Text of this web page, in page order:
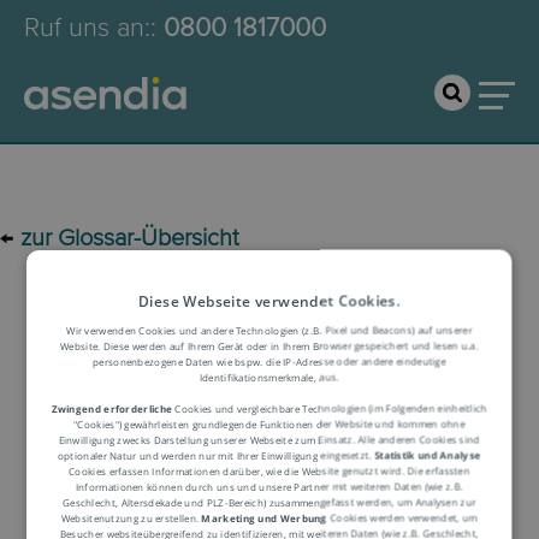
Ruf uns an:: 0800 1817000
← zur Glossar-Übersicht
Logistik-Glossar
Begriffserklärung
Diese Webseite verwendet Cookies.
Wir verwenden Cookies und andere Technologien (z.B. Pixel und Beacons) auf unserer
Website. Diese werden auf Ihrem Gerät oder in Ihrem Browser gespeichert und lesen u.a.
personenbezogene Daten wie bspw. die IP-Adresse oder andere eindeutige
Identifikationsmerkmale, aus.
Zwingend erforderlicheCookies und vergleichbare Technologien (im Folgenden einheitlich
"Cookies") gewährleisten grundlegende Funktionen der Website und kommen ohne
Einwilligung zwecks Darstellung unserer Webseite zum Einsatz. Alle anderen Cookies sind
optionaler Natur und werden nur mit Ihrer Einwilligung eingesetzt.Statistik und Analyse
Cookies erfassen Informationen darüber, wie die Website genutzt wird. Die erfassten
Informationen können durch uns und unsere Partner mit weiteren Daten (wie z.B.
Geschlecht, Altersdekade und PLZ-Bereich) zusammengefasst werden, um Analysen zur
Websitenutzung zu erstellen.Marketing und Werbung Cookies werden verwendet, um
Besucher websiteübergreifend zu identifizieren, mit weiteren Daten (wie z.B. Geschlecht,